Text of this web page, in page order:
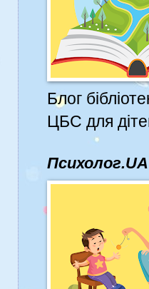
Блог
ЦБС для
Психолог.UA